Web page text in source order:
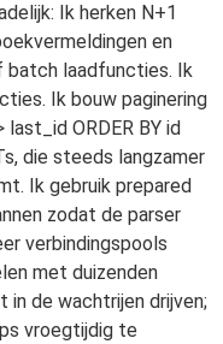
Ik herken N+1
en
batch laadfuncties. Ik
Ik bouw paginering
ORDER BY id
die steeds langzamer
Ik gebruik prepared
zodat de parser
verbindingspools
met duizenden
in de wachtrijen drijven;
vroegtijdig te